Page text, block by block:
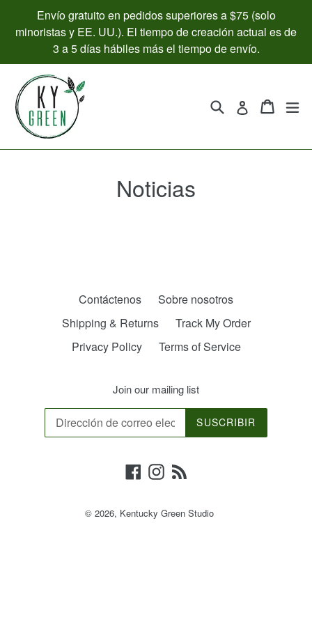
directamente
Envío gratuito en pedidos superiores a $75 (solo
minoristas y EE. UU.). El tiempo de creación actual es de
3 a 5 días hábiles más el tiempo de envío.
Buscar IngresarCarrito
Carrito
Noticias
Contáctenos
Sobre nosotros
Shipping & Returns
Track My Order
Privacy Policy
Terms of Service
Join our mailing list
SUSCRIBIR
Facebook
Instagram
© 2026, Kentucky Green Studio